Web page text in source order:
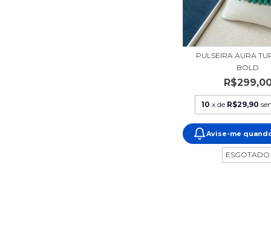
PULSEIRA AURA
BOLD
10 x de R$29,90
Avise-me
ESGOTADO